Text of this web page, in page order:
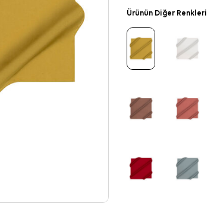
Ürünün Diğer Renkleri